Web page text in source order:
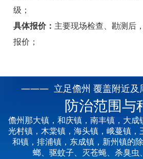
舟山白蚁防治
岱山白蚁防治
青田白蚁防治
缙云白蚁防治
级；
具体报价： 主要现场检查、勘测后
报价；
——— 立足儋州 覆盖附近
防治范围与
儋州那大镇，和庆镇，南丰镇，大成
光村镇，木棠镇，海头镇，峨蔓镇，
和镇，排浦镇，东成镇，新州镇的
螂、驱蚊子、灭苍蝇、杀臭虫